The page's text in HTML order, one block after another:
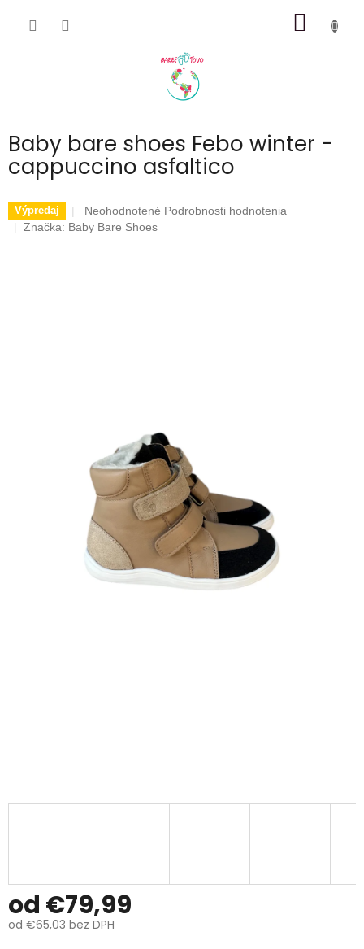
Baby bare shoes Febo winter -
cappuccino asfaltico
Výpredaj
Priemerné
hodnotenie
Neohodnotené Podrobnosti hodnotenia
Značka: Baby Bare Shoes
od €79,99
od €65,03 bez DPH